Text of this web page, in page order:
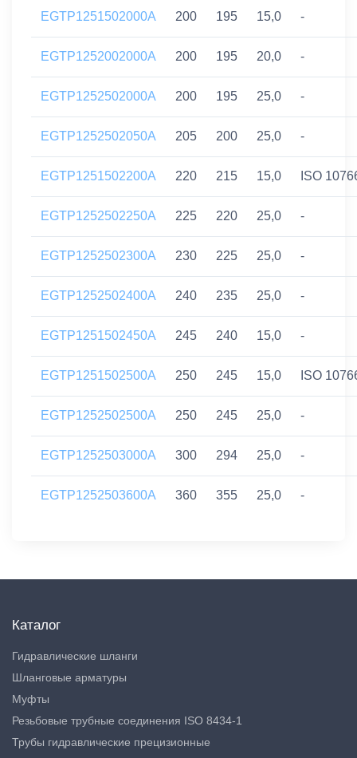
EGTP1251502000A 200 195 15,0 -
EGTP1252002000A 200 195 20,0 -
EGTP1252502000A 200 195 25,0 -
EGTP1252502050A 205 200 25,0 -
EGTP1251502200A 220 215 15,0 ISO
EGTP1252502250A 225 220 25,0 -
EGTP1252502300A 230 225 25,0 -
EGTP1252502400A 240 235 25,0 -
EGTP1251502450A 245 240 15,0 -
EGTP1251502500A 250 245 15,0 ISO
EGTP1252502500A 250 245 25,0 -
EGTP1252503000A 300 294 25,0 -
EGTP1252503600A 360 355 25,0 -
Каталог
Гидравлические шланги
Шланговые арматуры
Муфты
Резьбовые трубные соединения ISO 8434-1
Трубы гидравлические прецизионные